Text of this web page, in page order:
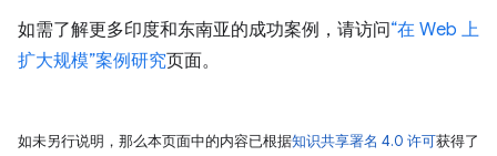
如需了解更多印度和东南亚的成功案例，请访问“在 Web 上
扩大规模”案例研究页面。
如未另行说明，那么本页面中的内容已根据知识共享署名 4.0 许可获得了